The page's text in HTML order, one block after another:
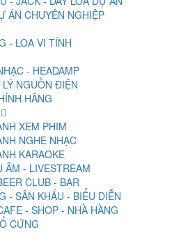
ÁN CHUYÊN NGHIỆP
- LOA VI TÍNH
- HEADAMP
NGUỒN ĐIỆN
HÃNG
XEM PHIM
NGHE NHẠC
KARAOKE
ÂM - LIVESTREAM
CLUB - BAR
- SÂN KHẤU - BIỂU DIỄN
- SHOP - NHÀ HÀNG
CỨNG